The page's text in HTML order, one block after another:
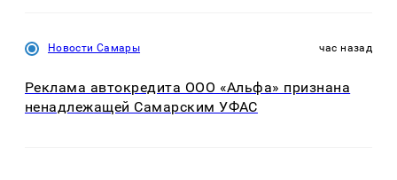
Новости Самары час назад
Реклама автокредита ООО «Альфа» признана
ненадлежащей Самарским УФАС